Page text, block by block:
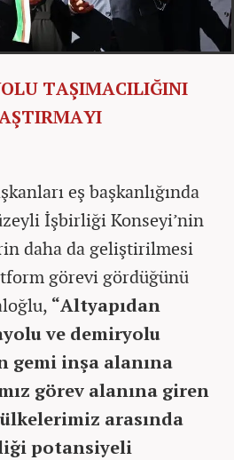
TAŞIMACILIĞINI
eş başkanlığında
İşbirliği Konseyi’nin
daha da geliştirilmesi
görevi gördüğünü
“Altyapıdan
ve demiryolu
gemi inşa alanına
görev alanına giren
arasında
potansiyeli